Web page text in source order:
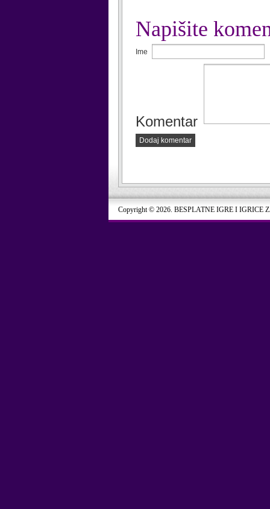
Napišite
Ime
Komentar
Dodaj komentar
Copyright © 2026. BESPLATNE IGRE I IGRICE